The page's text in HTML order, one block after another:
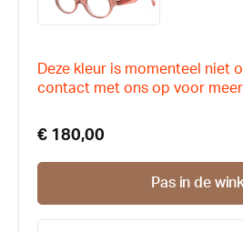
Deze kleur is momenteel niet
contact met ons op voor
€ 180,00
Pas in de